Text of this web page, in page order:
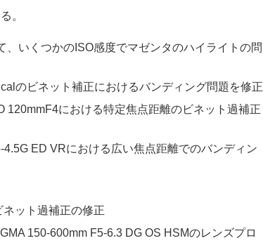
。
、いくつかのISO感度でマゼンタのハイライトの問
のビネット補正におけるバンディング問題を修正
120mmF4における特定焦点距離のビネット過補正
ED VRにおける広い焦点距離でのバンディン
ット過補正の修正
150-600mm F5-6.3 DG OS HSMのレンズプロ